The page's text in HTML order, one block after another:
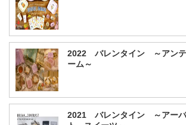
2022 バレンタイン ～アンテ
ーム～
2021 バレンタイン ～アーバ